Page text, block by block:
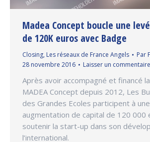
Madea Concept boucle une
de 120K euros avec Badge
Closing, Les réseaux de France Angels Par
28 novembre 2016
Laisser un commentaire
Après avoir accompagné et financé
MADEA Concept depuis 2012, Les
des Grandes Ecoles participent à
augmentation de capital de 120 000
soutenir la start-up dans son
l’international.